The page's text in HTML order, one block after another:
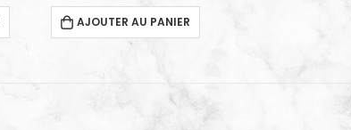
AJOUTER AU PANIER